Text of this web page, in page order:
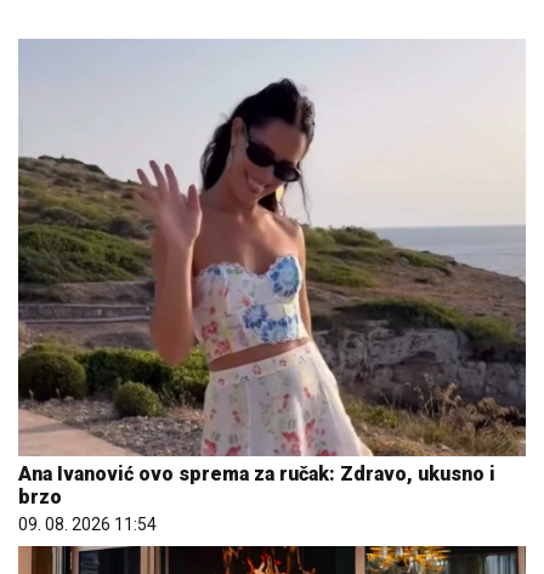
Ana Ivanović ovo sprema za ručak: Zdravo, ukusno i
brzo
09. 08. 2026 11:54